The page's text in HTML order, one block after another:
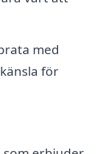
med
för